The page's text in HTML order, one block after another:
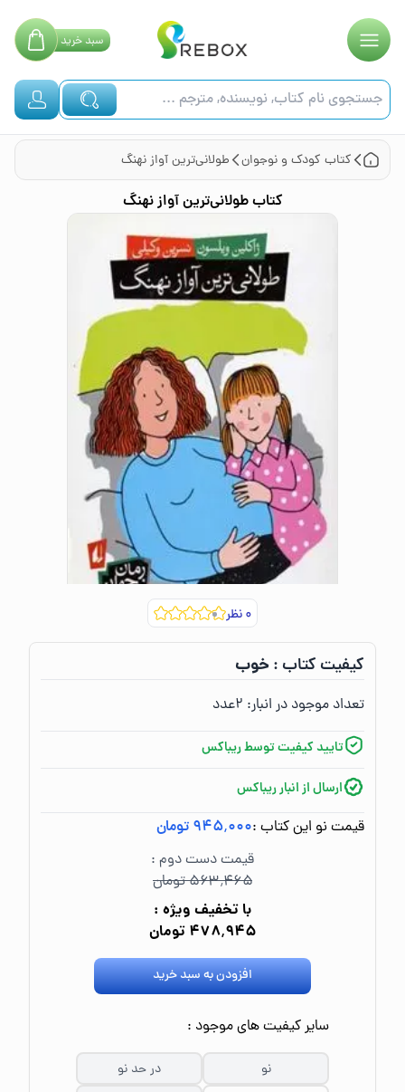
سبدخرید
کتاب کودک و نوجوان طولانی‌ترین آواز نهنگ
کتابطولانی‌ترین آواز نهنگ
۰نظر
کیفیت کتاب :‌خوب
تعداد موجود در انبار:‌ ۲عدد
تایید کیفیت توسط ریباکس
ارسال از انبار ریباکس
قیمت نو این کتاب :۹۴۵٬۰۰۰ تومان
قیمت دست دوم :
۵۶۳٬۴۶۵ تومان
با تخفیف ویژه :
۴۷۸٬۹۴۵ تومان
افزودن به سبد خرید
سایر کیفیت های موجود :
نو
در حد نو